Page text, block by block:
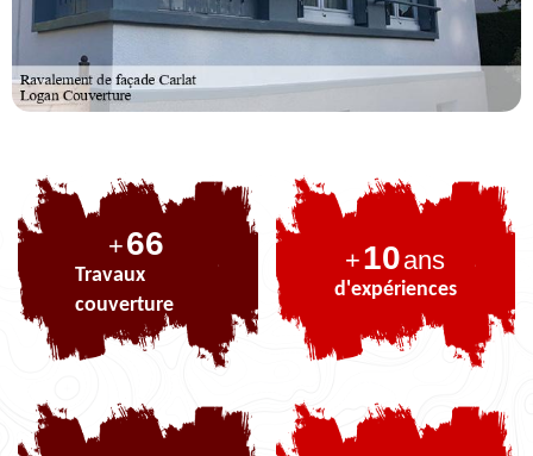
+82
Travaux
couverture
+10ans
d'expériences